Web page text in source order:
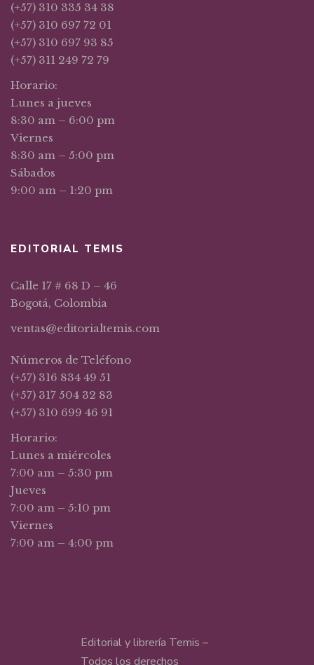
(+57) 310 335 34 38
(+57) 310 697 72 01
(+57) 310 697 93 85
(+57) 311 249 72 79
Horario:
Lunes a jueves
8:30 am – 6:00 pm
Viernes
8:30 am – 5:00 pm
Sábados
9:00 am – 1:20 pm
EDITORIAL TEMIS
Calle 17 # 68 D – 46
Bogotá, Colombia
ventas@editorialtemis.com
Números de Teléfono
(+57) 316 834 49 51
(+57) 317 504 32 83
(+57) 310 699 46 91
Horario:
Lunes a miércoles
7:00 am – 5:30 pm
Jueves
7:00 am – 5:10 pm
Viernes
7:00 am – 4:00 pm
Editorial y librería Temis –
Todos los derechos